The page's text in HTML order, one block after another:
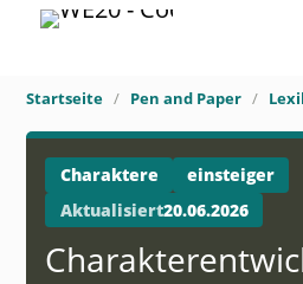
Startseite Pen and Paper
Charaktere
einsteiger
Aktualisiert20.06.2026